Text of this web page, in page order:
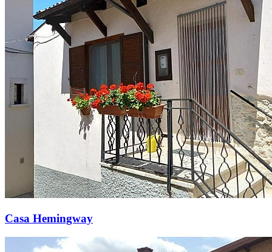
Casa Hemingway